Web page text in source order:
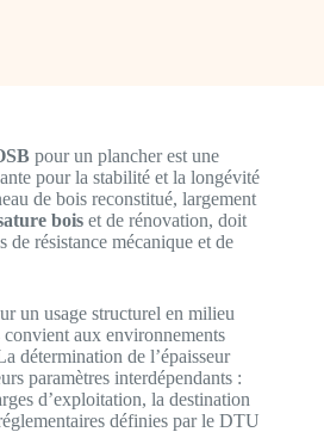
pour un plancher est une
pour la stabilité et la longévité
de bois reconstitué, largement
bois et de rénovation, doit
de résistance mécanique et de
un usage structurel en milieu
aux environnements
détermination de l’épaisseur
paramètres interdépendants :
d’exploitation, la destination
définies par le DTU